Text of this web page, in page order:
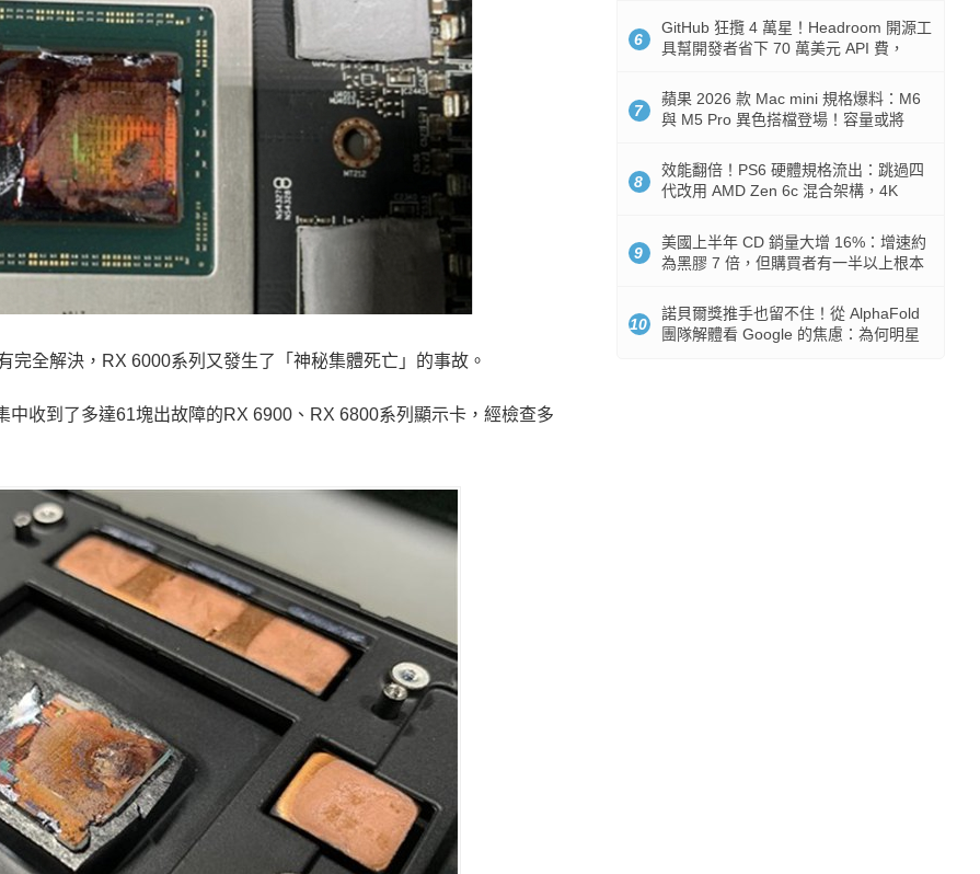
全解決，RX 6000系列又發生了「神秘集體死亡」的事故。
中收到了多達61塊出故障的RX 6900、RX 6800系列顯示卡，經檢查多
6
GitHub 狂攬 4 萬星！Headroom 開源工
具幫開發者省下 70 萬美元 API 費，
7
蘋果 2026 款 Mac mini 規格爆料：M6
與 M5 Pro 異色搭檔登場！容量或將
8
效能翻倍！PS6 硬體規格流出：跳過四
代改用 AMD Zen 6c 混合架構，4K
9
美國上半年 CD 銷量大增 16%：增速約
為黑膠 7 倍，但購買者有一半以上根本
10
諾貝爾獎推手也留不住！從 AlphaFold
團隊解體看 Google 的焦慮：為何明星